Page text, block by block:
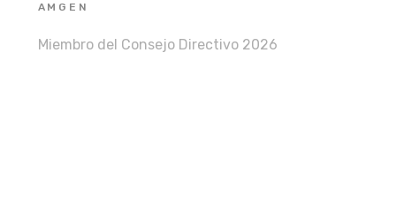
AMGEN
Miembro del Consejo Directivo 2026